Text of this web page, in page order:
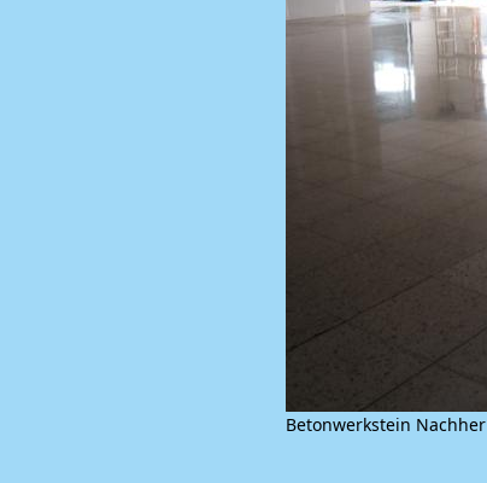
Betonwerkstein Nachher